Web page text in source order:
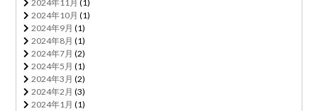
2024年11月 (1)
2024年10月 (1)
2024年9月 (1)
2024年8月 (1)
2024年7月 (2)
2024年5月 (1)
2024年3月 (2)
2024年2月 (3)
2024年1月 (1)